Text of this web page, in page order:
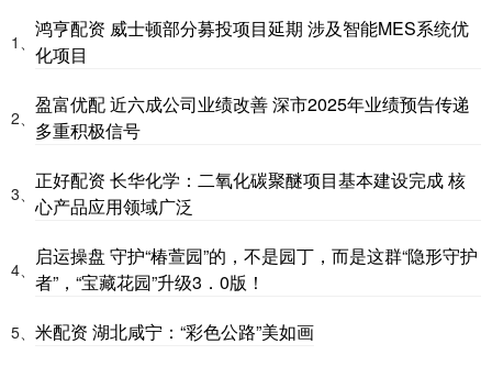
1、
鸿亨配资 威士顿部分募投项目延期 涉及智能MES系统优
化项目
2、
盈富优配 近六成公司业绩改善 深市2025年业绩预告传递
多重积极信号
3、
正好配资 长华化学：二氧化碳聚醚项目基本建设完成 核
心产品应用领域广泛
4、
启运操盘 守护“椿萱园”的，不是园丁，而是这群“隐形守护
者”，“宝藏花园”升级3．0版！
5、 米配资 湖北咸宁：“彩色公路”美如画